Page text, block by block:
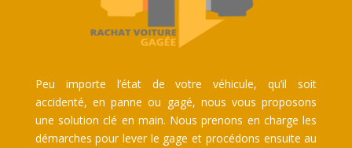
Peu importe l’état de votre véhicule, qu’il soit
accidenté, en panne ou gagé, nous vous proposons
une solution clé en main. Nous prenons en charge les
démarches pour lever le gage et procédons ensuite au